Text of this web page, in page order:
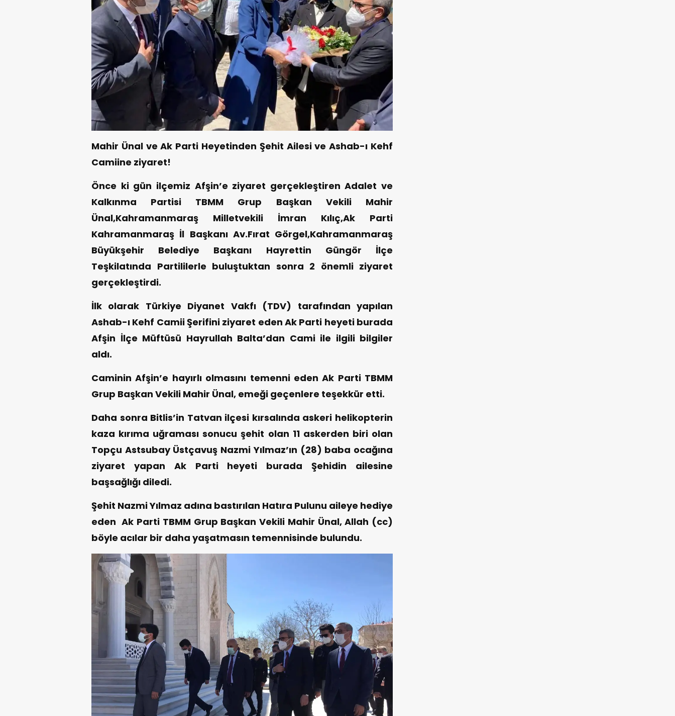
Mahir Ünal ve Ak Parti Heyetinden Şehit Ailesi ve Ashab-ı Kehf
Camiine ziyaret!
Önce ki gün ilçemiz Afşin’e ziyaret gerçekleştiren Adalet ve
Kalkınma Partisi TBMM Grup Başkan Vekili Mahir
Ünal,Kahramanmaraş Milletvekili İmran Kılıç,Ak Parti
Kahramanmaraş İl Başkanı Av.Fırat Görgel,Kahramanmaraş
Büyükşehir Belediye Başkanı Hayrettin Güngör İlçe
Teşkilatında Partililerle buluştuktan sonra 2 önemli ziyaret
gerçekleştirdi.
İlk olarak Türkiye Diyanet Vakfı (TDV) tarafından yapılan
Ashab-ı Kehf Camii Şerifini ziyaret eden Ak Parti heyeti burada
Afşin İlçe Müftüsü Hayrullah Balta’dan Cami ile ilgili bilgiler
aldı.
Caminin Afşin’e hayırlı olmasını temenni eden Ak Parti TBMM
Grup Başkan Vekili Mahir Ünal, emeği geçenlere teşekkür etti.
Daha sonra Bitlis’in Tatvan ilçesi kırsalında askeri helikopterin
kaza kırıma uğraması sonucu şehit olan 11 askerden biri olan
Topçu Astsubay Üstçavuş Nazmi Yılmaz’ın (28) baba ocağına
ziyaret yapan Ak Parti heyeti burada Şehidin ailesine
başsağlığı diledi.
Şehit Nazmi Yılmaz adına bastırılan Hatıra Pulunu aileye hediye
eden Ak Parti TBMM Grup Başkan Vekili Mahir Ünal, Allah (cc)
böyle acılar bir daha yaşatmasın temennisinde bulundu.